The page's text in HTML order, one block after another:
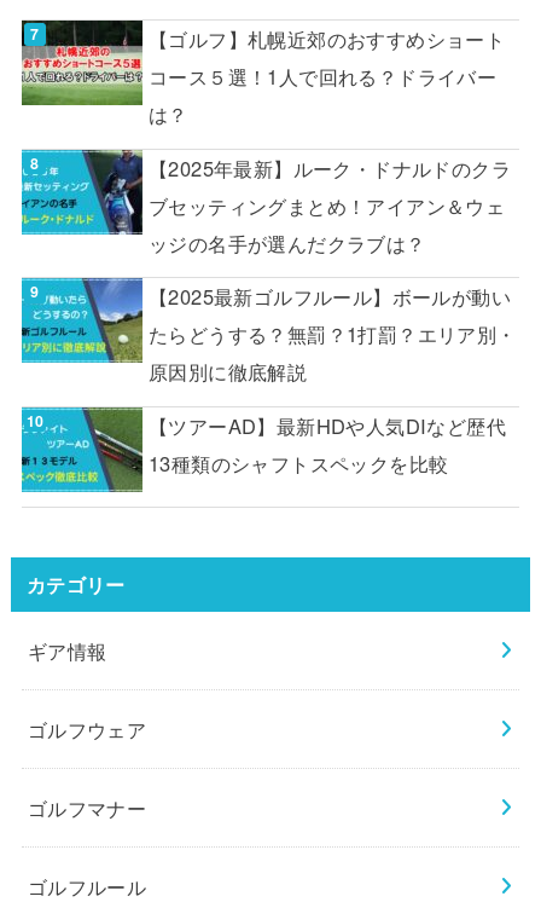
【ゴルフ】札幌近郊のおすすめショート
コース５選！1人で回れる？ドライバー
は？
【2025年最新】ルーク・ドナルドのクラ
ブセッティングまとめ！アイアン＆ウェ
ッジの名手が選んだクラブは？
【2025最新ゴルフルール】ボールが動い
たらどうする？無罰？1打罰？エリア別・
原因別に徹底解説
【ツアーAD】最新HDや人気DIなど歴代
13種類のシャフトスペックを比較
カテゴリー
ギア情報
ゴルフウェア
ゴルフマナー
ゴルフルール